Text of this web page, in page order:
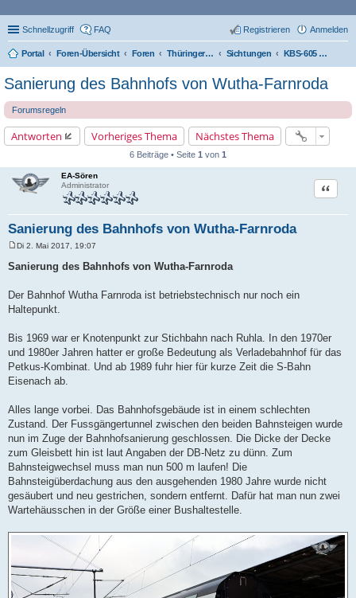
Schnellzugriff FAQ Anmelden
Registrieren
Portal Foren-Übersicht Foren Thüringer Eisenbahnforum Sichtungen KBS-605 Bereich Eisenach
Sanierung des Bahnhofs von Wutha-Farnroda
Forumsregeln
Antworten Vorheriges Thema Nächstes Thema
6 Beiträge • Seite 1 von 1
EA-Sören
Administrator
Sanierung des Bahnhofs von Wutha-Farnroda
Zitat
i
a
g
Di 2. Mai 2017, 19:07
Sanierung des Bahnhofs von Wutha-Farnroda
Der Bahnhof Wutha Farnroda ist betriebstechnisch nur noch ein
Haltepunkt.
Bis 1969 war er Knotenpunkt zur Stichbahn nach Ruhla. In den 1970er
und 1980er Jahren hatter er große Bedeutung als Verladebahnhof für das
Petkus-Kombinat. Und ab 1989 fuhr hier für kurze Zeit die S-Bahn
Eisenach ab.
Alles lange vorbei. Das Bahnhofsgebäude ist in einem schlechten
Zustand. Der Fussgängertunnel zwischen den beiden Bahnsteigen wurde
nun im Zuge der Bahnhofsanierung geschlossen. Die Dicke der Decke
zum Gleisbett hin ist laut Angaben der DB-Netz zu dünn. Zum
Bahnsteigwechsel muss man nun 500 m laufen! Die
Bahnsteigüberdachung aus den ausgehenden 1980 Jahre wurde nicht
gesäubert und neu gestrichen, sondern entfernt. Dafür hat man nun zwei
Wartehäusschen in der Größe einer Bushaltestelle.